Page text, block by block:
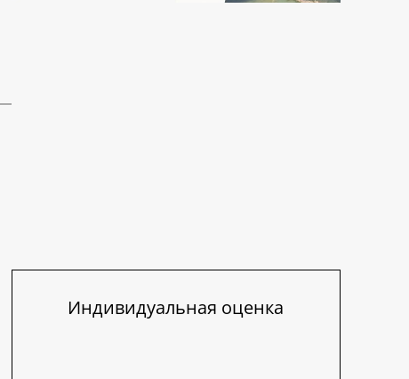
Индивидуальная оценка